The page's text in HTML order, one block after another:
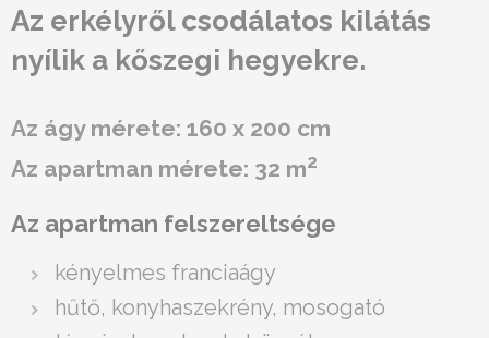
Az erkélyről csodálatos kilátás
nyílik a kőszegi hegyekre.
Az ágy mérete: 160 x 200 cm
Az apartman mérete: 32 m2
Az apartman felszereltsége
kényelmes franciaágy
hűtő, konyhaszekrény, mosogató